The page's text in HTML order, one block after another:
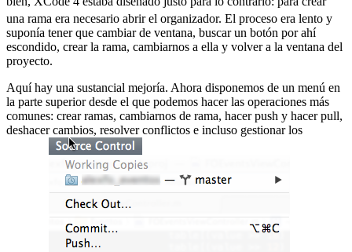
una rama era necesario abrir el organizador. El proceso era lento y
suponía tener que cambiar de ventana, buscar un botón por ahí
escondido, crear la rama, cambiarnos a ella y volver a la ventana del
proyecto.
Aquí hay una sustancial mejoría. Ahora disponemos de un menú en
la parte superior desde el que podemos hacer las operaciones más
comunes: crear ramas, cambiarnos de rama, hacer push y hacer pull,
deshacer cambios, resolver conflictos e incluso gestionar los